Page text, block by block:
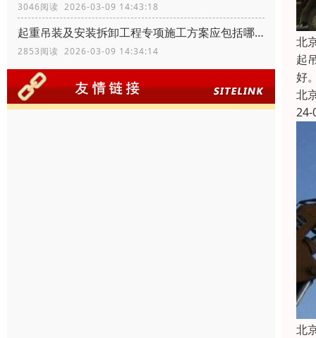
3046阅读 2026-03-09 14:43:18
起重吊装及安装拆卸工程专项施工方案应包括哪些内容？
2853阅读 2026-03-09 14:34:14
北
起
好
北
24-
北